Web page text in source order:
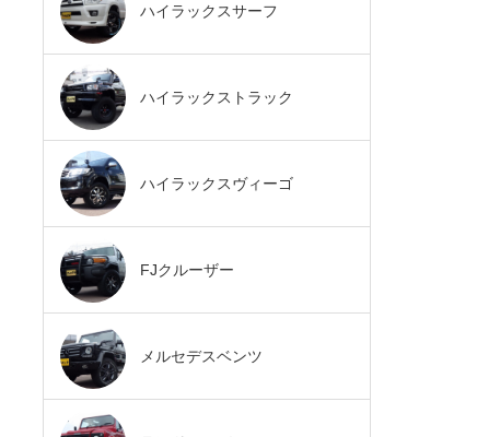
ハイラックスサーフ
ハイラックストラック
ハイラックスヴィーゴ
FJクルーザー
メルセデスベンツ